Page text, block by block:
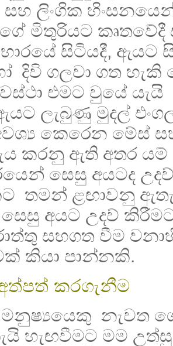
ලිංගික
මිතුරියට
සිටියදී, ඇයට
දිවි ගලවා ගත හැකි
එමට වුයේ
ලැබුණු මුදල්
කෙරෙන මේස්
කරනු ඇති අතර
සෙසු අයටද
තමන් ළඟාවනු
අයට උදව්
සහගත වීම
කියා පාන්නකි.
කරගැනීම
මනුෂ්‍යයෙකු නැවත
හැඟවීමට මම